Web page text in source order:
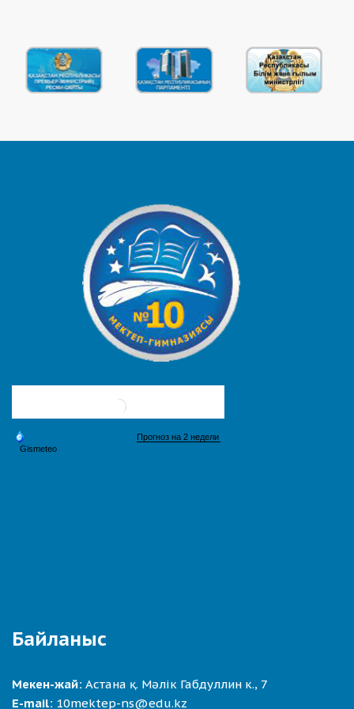
Байланыс
Мекен-жай: Астана қ. Мәлік Габдуллин к., 7
E-mail: 10mektep-ns@edu.kz